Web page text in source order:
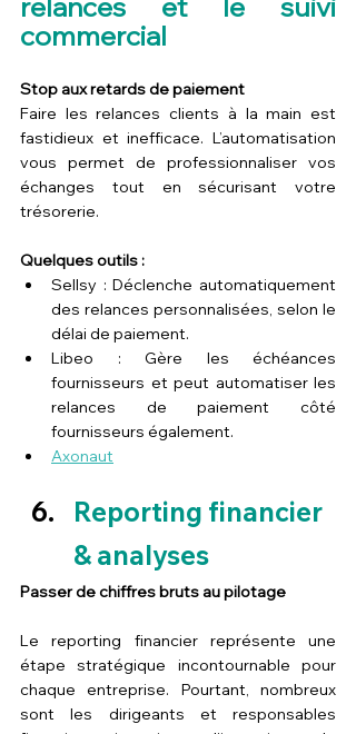
relances et le suivi
commercial
Stop aux retards de paiement
Faire les relances clients à la main est
fastidieux et inefficace. L’automatisation
vous permet de professionnaliser vos
échanges tout en sécurisant votre
trésorerie.
Quelques outils :
Sellsy : Déclenche automatiquement
des relances personnalisées, selon le
délai de paiement.
Libeo : Gère les échéances
fournisseurs et peut automatiser les
relances de paiement côté
fournisseurs également.
Axonaut
Reporting financier
& analyses
Passer de chiffres bruts au pilotage
Le reporting financier représente une
étape stratégique incontournable pour
chaque entreprise. Pourtant, nombreux
sont les dirigeants et responsables